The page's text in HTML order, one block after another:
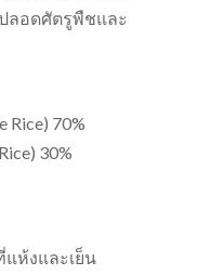
ลอดศัตรูพืชและ
Rice) 70%
30%
ห้งและเย็น